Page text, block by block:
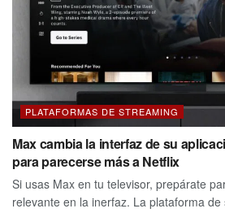
PLATAFORMAS DE STREAMING
Max cambia la interfaz de su
para parecerse más a Netflix
Si usas Max en tu televisor, prepárate
relevante en la inerfaz. La plataforma